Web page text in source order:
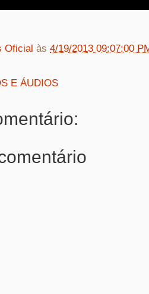
Oficial às 4/19/2013 09:07:00
E ÁUDIOS